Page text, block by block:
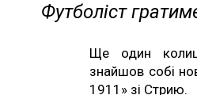
Футболіст
Ще один
знайшов собі
1911» зі Стрию.